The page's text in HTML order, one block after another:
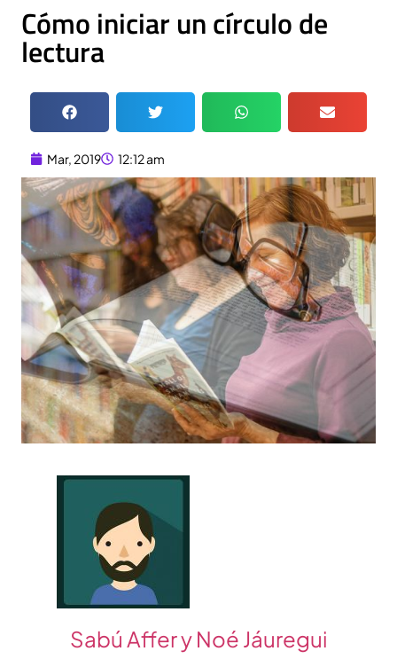
Cómo iniciar un círculo de
lectura
Mar, 2019 12:12 am
Sabú Affer y Noé Jáuregui